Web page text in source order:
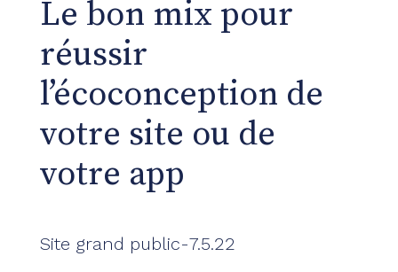
Le bon mix pour
réussir
l’écoconception de
votre site ou de
votre app
Site grand public-7.5.22